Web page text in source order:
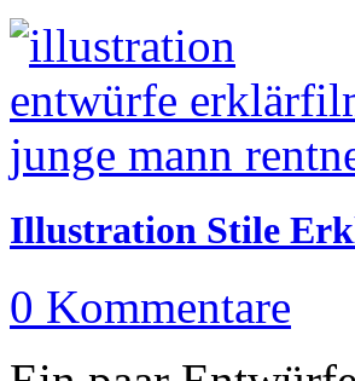
Illustration Stile
0 Kommentare